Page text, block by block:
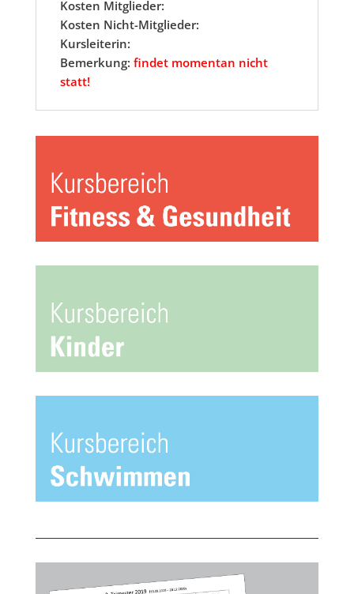
Kosten Mitglieder:
Kosten Nicht-Mitglieder:
Kursleiterin:
Bemerkung: findet momentan nicht
statt!